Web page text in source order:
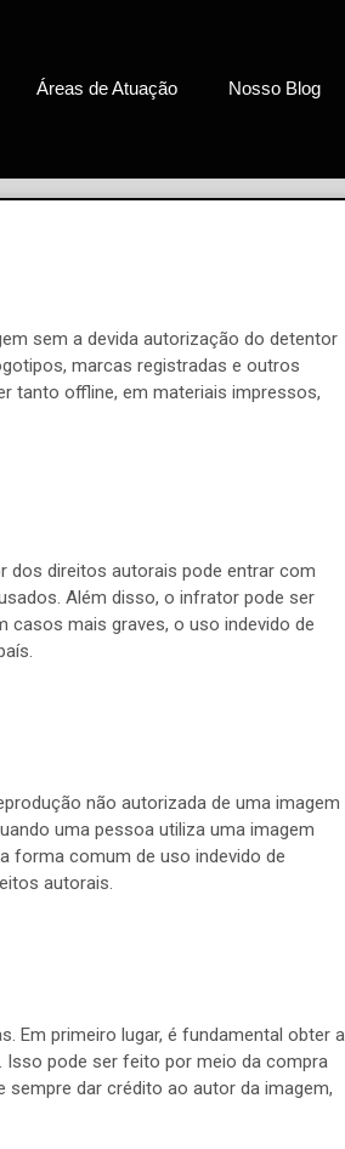
Áreas de Atuação Nosso Blog
sem a devida autorização do detentor
marcas registradas e outros
tanto offline, em materiais impressos,
dos direitos autorais pode entrar com
Além disso, o infrator pode ser
casos mais graves, o uso indevido de
não autorizada de uma imagem
uma pessoa utiliza uma imagem
forma comum de uso indevido de
autorais.
Em primeiro lugar, é fundamental obter a
pode ser feito por meio da compra
dar crédito ao autor da imagem,